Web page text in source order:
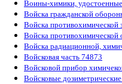
Воины-химики, удостоенные
Войска гражданской
Войска противохимической
Войска противохимической
Войска радиационной,
Войсковая часть 74873
Войсковой прибор
Войсковые